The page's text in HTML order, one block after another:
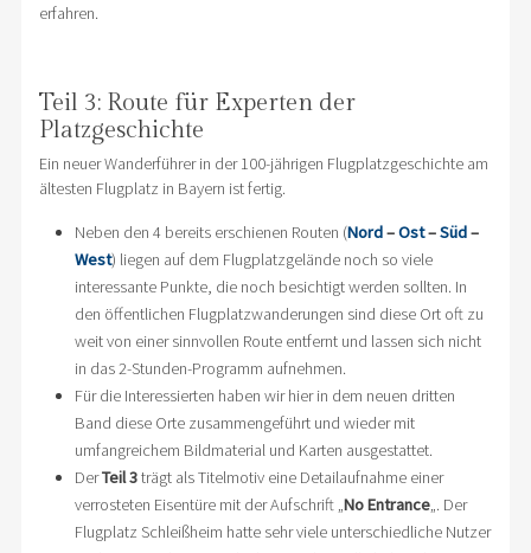
erfahren.
Teil 3: Route für Experten der
Platzgeschichte
Ein neuer Wanderführer in der 100-jährigen Flugplatzgeschichte am
ältesten Flugplatz in Bayern ist fertig.
Neben den 4 bereits erschienen Routen (Nord–Ost–Süd–
West) liegen auf dem Flugplatzgelände noch so viele
interessante Punkte, die noch besichtigt werden sollten. In
den öffentlichen Flugplatzwanderungen sind diese Ort oft zu
weit von einer sinnvollen Route entfernt und lassen sich nicht
in das 2-Stunden-Programm aufnehmen.
Für die Interessierten haben wir hier in dem neuen dritten
Band diese Orte zusammengeführt und wieder mit
umfangreichem Bildmaterial und Karten ausgestattet.
DerTeil 3trägt als Titelmotiv eine Detailaufnahme einer
verrosteten Eisentüre mit der Aufschrift „No Entrance„. Der
Flugplatz Schleißheim hatte sehr viele unterschiedliche Nutzer